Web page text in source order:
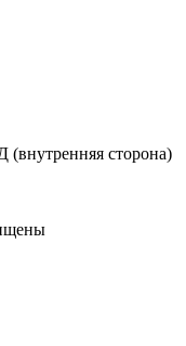
сторона)